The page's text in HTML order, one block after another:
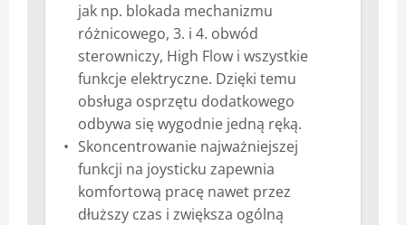
jak np. blokada mechanizmu
różnicowego, 3. i 4. obwód
sterowniczy, High Flow i wszystkie
funkcje elektryczne. Dzięki temu
obsługa osprzętu dodatkowego
odbywa się wygodnie jedną ręką.
Skoncentrowanie najważniejszej
funkcji na joysticku zapewnia
komfortową pracę nawet przez
dłuższy czas i zwiększa ogólną